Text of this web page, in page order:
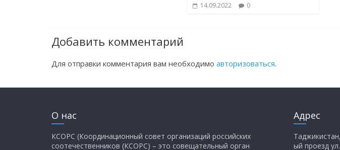
14.09.2022 0
Добавить комментарий
Для отправки комментария вам необходимо авторизоваться.
О нас
КСОРС (Координационный совет организаций российских
соотечественников (КСОРС) – это совещательный орган
Адрес
ый проезд